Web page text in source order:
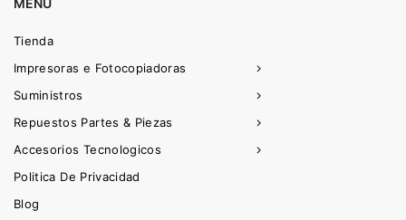
MENU
Tienda
Impresoras e Fotocopiadoras
Suministros
Repuestos Partes & Piezas
Accesorios Tecnologicos
Politica De Privacidad
Blog